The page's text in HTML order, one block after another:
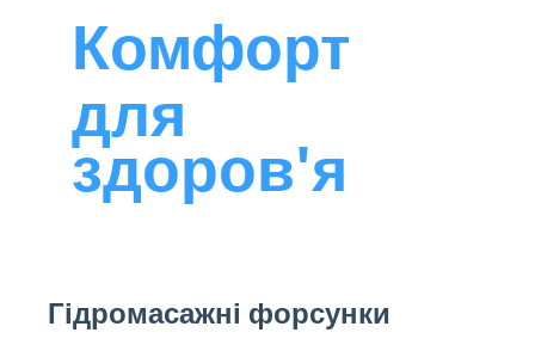
Комфорт
для
здоров'я
Гідромасажні форсунки